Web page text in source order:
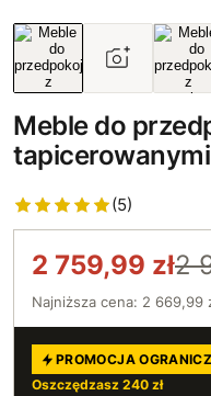
Meble do
(5)
2 759,99 zł2
Najniższa cena: 2 669,99
PROMOCJA
Oszczędzasz 240 zł